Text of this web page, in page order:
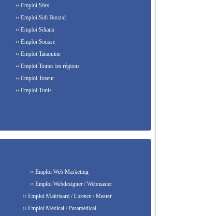
›› Emploi Sfax
›› Emploi Sidi Bouzid
›› Emploi Siliana
›› Emploi Sousse
›› Emploi Tataouine
›› Emploi Toutes les régions
›› Emploi Tozeur
›› Emploi Tunis
›› Emploi Web Marketing
›› Emploi Webdesigner / Webmaster
›› Emploi Maîtrisard / Licence / Master
›› Emploi Médical / Paramédical